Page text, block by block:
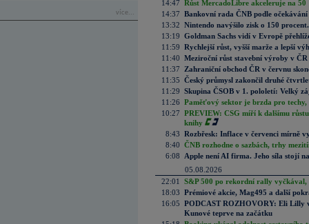
více...
14:47 Růst MercadoLibre akceleruje na
14:37 Bankovní rada ČNB podle
13:32 Nintendo navýšilo zisk o 150
13:19 Goldman Sachs vidí v Evropě
11:59 Rychlejší růst, vyšší marže a lepší
11:40 Meziroční růst stavební výroby v
11:37
Zahraniční obchod ČR v červnu
11:35 Český průmysl zakončil druhé
11:29 Skupina ČSOB v 1. pololetí: Velký
11:26 Paměťový sektor je brzda pro techy,
10:27 PREVIEW: CSG míří k dalšímu
knihy
8:43 Rozbřesk: Inflace v červenci mírně
8:40 ČNB rozhodne o sazbách, trhy
6:08
Apple není AI firma. Jeho síla stojí
05.08.2026
22:01
S&P 500 po rekordní rally vyčkával,
18:03 Prémiové akcie, Mag495 a další
16:05 PODCAST ROZHOVORY: Eli Lilly
Kunové teprve na začátku